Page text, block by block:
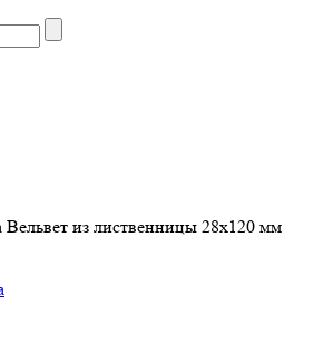
Вельвет из лиственницы 28x120 мм